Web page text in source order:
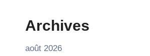
Archives
août 2026